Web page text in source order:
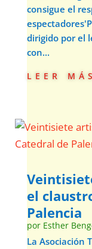
consigue el
dirigido por el
con...
leer más
el
Palencia
por Esther
La Asociación